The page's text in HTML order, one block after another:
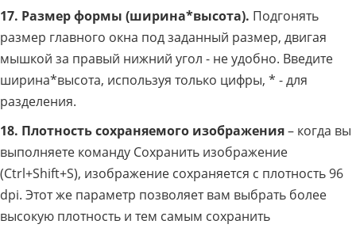
17. Размер формы (ширина*высота). Подгонять
размер главного окна под заданный размер, двигая
мышкой за правый нижний угол - не удобно. Введите
ширина*высота, используя только цифры, * - для
разделения.
18. Плотность сохраняемого изображения– когда вы
выполняете команду Сохранить изображение
(Ctrl+Shift+S), изображение сохраняется с плотность 96
dpi. Этот же параметр позволяет вам выбрать более
высокую плотность и тем самым сохранить